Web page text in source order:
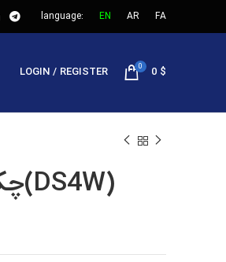
language: EN AR FA
LOGIN / REGISTER 0 0 $
چکش دی اس 4 دبیلیو(DS4W)